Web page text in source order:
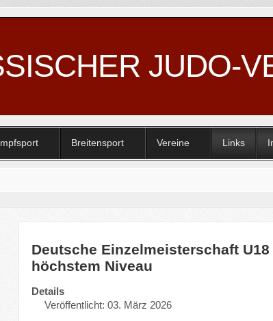
JUDO-
Breitensport Vereine Links
Deutsche Einzelmeisterschaft
höchstem Niveau
Details
Veröffentlicht: 03. März 2026